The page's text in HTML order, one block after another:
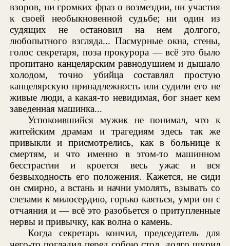
взоров, ни громких фраз о возмездии, ни участия
к своей необыкновенной судьбе; ни один из
судящих не остановил на нем долгого,
любопытного взгляда... Пасмурные окна, стены,
голос секретаря, поза прокурора — всё это было
пропитано канцелярским равнодушием и дышало
холодом, точно убийца составлял простую
канцелярскую принадлежность или судили его не
живые люди, а какая-то невидимая, бог знает кем
заведенная машинка...
Успокоившийся мужик не понимал, что к
житейским драмам и трагедиям здесь так же
привыкли и присмотрелись, как в больнице к
смертям, и что именно в этом-то машинном
бесстрастии и кроется весь ужас и вся
безвыходность его положения. Кажется, не сиди
он смирно, а встань и начни умолять, взывать со
слезами к милосердию, горько каяться, умри он с
отчаяния и — всё это разобьется о притупленные
нервы и привычку, как волна о камень.
Когда секретарь кончил, председатель для